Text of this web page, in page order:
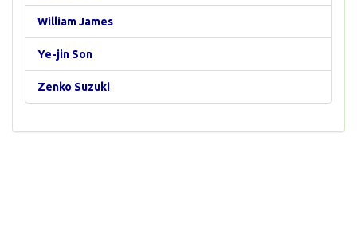
William James
Ye-jin Son
Zenko Suzuki